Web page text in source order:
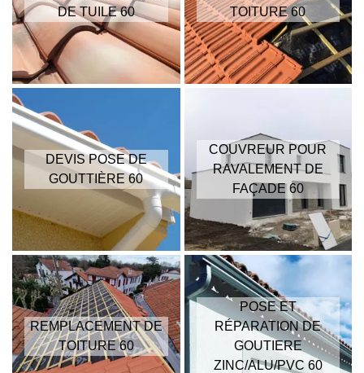
DE TUILE 60
TOITURE 60
DEVIS POSE DE
GOUTTIÈRE 60
COUVREUR POUR
RAVALEMENT DE
FAÇADE 60
REMPLACEMENT DE
TOITURE 60
POSE ET
RÉPARATION DE
GOUTIERE
ZINC/ALU/PVC 60